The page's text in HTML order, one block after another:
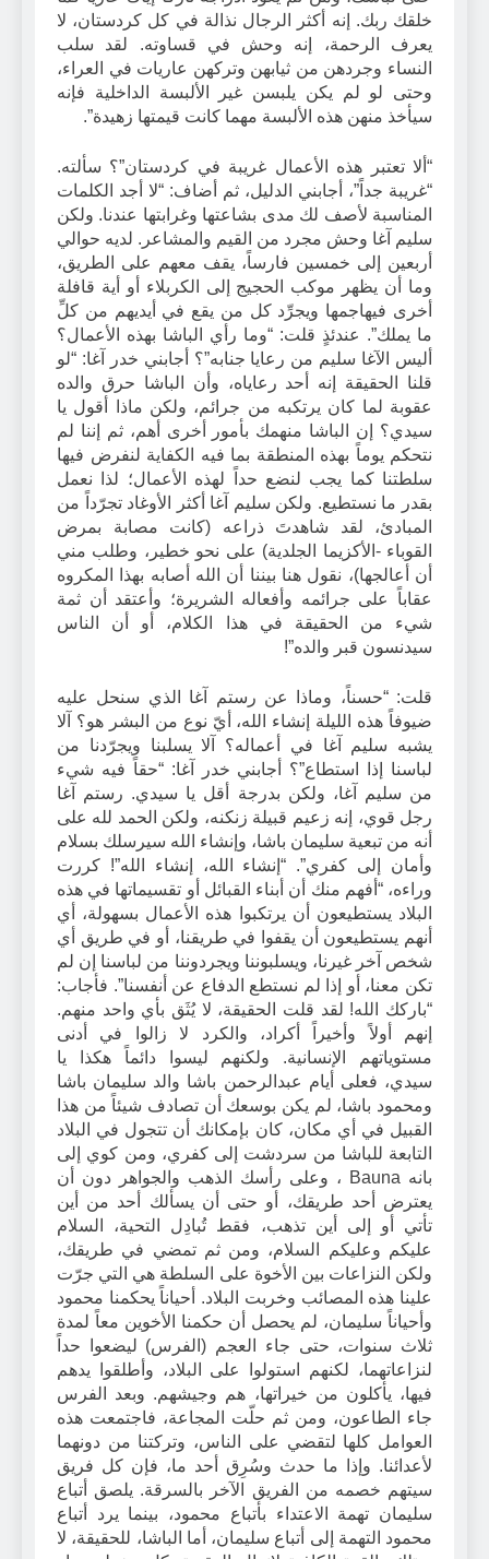
خلقك ربك. إنه أكثر الرجال نذالة في كل كردستان، لا
يعرف الرحمة، إنه وحش في قساوته. لقد سلب
النساء وجردهن من ثيابهن وتركهن عاريات في العراء،
وحتى لو لم يكن يلبسن غير الألبسة الداخلية فإنه
سيأخذ منهن هذه الألبسة مهما كانت قيمتها زهيدة”.
“ألا تعتبر هذه الأعمال غريبة في كردستان”؟ سألته.
“غريبة جداً”، أجابني الدليل، ثم أضاف: “لا أجد الكلمات
المناسبة لأصف لك مدى بشاعتها وغرابتها عندنا. ولكن
سليم آغا وحش مجرد من القيم والمشاعر. لديه حوالي
أربعين إلى خمسين فارساً، يقف معهم على الطريق،
وما أن يظهر موكب الحجيج إلى الكربلاء أو أية قافلة
أخرى فيهاجمها ويجرِّد كل من يقع في أيديهم من كلِّ
ما يملك”. عندئذٍ قلت: “وما رأي الباشا بهذه الأعمال؟
أليس الآغا سليم من رعايا جنابه”؟ أجابني خدر آغا: “لو
قلنا الحقيقة إنه أحد رعاياه، وأن الباشا حرق والده
عقوبة لما كان يرتكبه من جرائم، ولكن ماذا أقول يا
سيدي؟ إن الباشا منهمك بأمور أخرى أهم، ثم إننا لم
نتحكم يوماً بهذه المنطقة بما فيه الكفاية لنفرض فيها
سلطتنا كما يجب لنضع حداً لهذه الأعمال؛ لذا نعمل
بقدر ما نستطيع. ولكن سليم آغا أكثر الأوغاد تجرّداً من
المبادئ، لقد شاهدتَ ذراعه (كانت مصابة بمرض
القوباء -الأكزيما الجلدية) على نحو خطير، وطلب مني
أن أعالجها)، نقول هنا بيننا أن الله أصابه بهذا المكروه
عقاباً على جرائمه وأفعاله الشريرة؛ وأعتقد أن ثمة
شيء من الحقيقة في هذا الكلام، أو أن الناس
سيدنسون قبر والده”!
قلت: “حسناً، وماذا عن رستم آغا الذي سنحل عليه
ضيوفاً هذه الليلة إنشاء الله، أيّ نوع من البشر هو؟ آلا
يشبه سليم آغا في أعماله؟ آلا يسلبنا ويجرّدنا من
لباسنا إذا استطاع”؟ أجابني خدر آغا: “حقاً فيه شيء
من سليم آغا، ولكن بدرجة أقل يا سيدي. رستم آغا
رجل قوي، إنه زعيم قبيلة زنكنه، ولكن الحمد لله على
أنه من تبعية سليمان باشا، وإنشاء الله سيرسلك بسلام
وأمان إلى كفري”. “إنشاء الله، إنشاء الله”! كررت
وراءه، “أفهم منك أن أبناء القبائل أو تقسيماتها في هذه
البلاد يستطيعون أن يرتكبوا هذه الأعمال بسهولة، أي
أنهم يستطيعون أن يقفوا في طريقنا، أو في طريق أي
شخص آخر غيرنا، ويسلبوننا ويجردوننا من لباسنا إن لم
تكن معنا، أو إذا لم نستطع الدفاع عن أنفسنا”. فأجاب:
“باركك الله! لقد قلت الحقيقة، لا يُثَق بأي واحد منهم.
إنهم أولاً وأخيراً أكراد، والكرد لا زالوا في أدنى
مستوياتهم الإنسانية. ولكنهم ليسوا دائماً هكذا يا
سيدي، فعلى أيام عبدالرحمن باشا والد سليمان باشا
ومحمود باشا، لم يكن بوسعك أن تصادف شيئاً من هذا
القبيل في أي مكان، كان بإمكانك أن تتجول في البلاد
التابعة للباشا من سردشت إلى كفري، ومن كوي إلى
بانه Bauna ، وعلى رأسك الذهب والجواهر دون أن
يعترض أحد طريقك، أو حتى أن يسألك أحد من أين
تأتي أو إلى أين تذهب، فقط تُبادِل التحية، السلام
عليكم وعليكم السلام، ومن ثم تمضي في طريقك،
ولكن النزاعات بين الأخوة على السلطة هي التي جرّت
علينا هذه المصائب وخربت البلاد. أحياناً يحكمنا محمود
وأحياناً سليمان، لم يحصل أن حكمنا الأخوين معاً لمدة
ثلاث سنوات، حتى جاء العجم (الفرس) ليضعوا حداً
لنزاعاتهما، لكنهم استولوا على البلاد، وأطلقوا يدهم
فيها، يأكلون من خيراتها، هم وجيشهم. وبعد الفرس
جاء الطاعون، ومن ثم حلّت المجاعة، فاجتمعت هذه
العوامل كلها لتقضي على الناس، وتركتنا من دونهما
لأعدائنا. وإذا ما حدث وسُرِق أحد ما، فإن كل فريق
سيتهم خصمه من الفريق الآخر بالسرقة. يلصق أتباع
سليمان تهمة الاعتداء بأتباع محمود، بينما يرد أتباع
محمود التهمة إلى أتباع سليمان، أما الباشا، للحقيقة، لا